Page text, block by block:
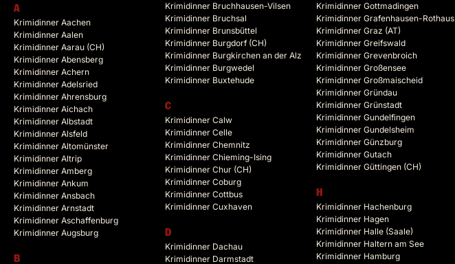
A
Krimidinner Aachen
Krimidinner Aalen
Krimidinner Aarau (CH)
Krimidinner Abensberg
Krimidinner Achern
Krimidinner Adelsried
Krimidinner Ahrensburg
Krimidinner Aichach
Krimidinner Albstadt
Krimidinner Alsfeld
Krimidinner Altomünster
Krimidinner Altrip
Krimidinner Amberg
Krimidinner Ankum
Krimidinner Ansbach
Krimidinner Arnstadt
Krimidinner Aschaffenburg
Krimidinner Augsburg
B
Krimidinner Bruchhausen-Vilsen
Krimidinner Bruchsal
Krimidinner Brunsbüttel
Krimidinner Burgdorf (CH)
Krimidinner Burgkirchen an der Alz
Krimidinner Burgwedel
Krimidinner Buxtehude
C
Krimidinner Calw
Krimidinner Celle
Krimidinner Chemnitz
Krimidinner Chieming-Ising
Krimidinner Chur (CH)
Krimidinner Coburg
Krimidinner Cottbus
Krimidinner Cuxhaven
D
Krimidinner Dachau
Krimidinner Darmstadt
Krimidinner Gottmadingen
Krimidinner Grafenhausen-Rothaus
Krimidinner Graz (AT)
Krimidinner Greifswald
Krimidinner Grevenbroich
Krimidinner Großensee
Krimidinner Großmaischeid
Krimidinner Gründau
Krimidinner Grünstadt
Krimidinner Gundelfingen
Krimidinner Gundelsheim
Krimidinner Günzburg
Krimidinner Gutach
Krimidinner Güttingen (CH)
H
Krimidinner Hachenburg
Krimidinner Hagen
Krimidinner Halle (Saale)
Krimidinner Haltern am See
Krimidinner Hamburg